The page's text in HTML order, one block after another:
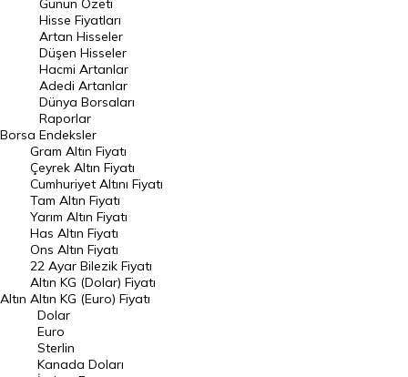
En Çok Artan Hisseler
En Çok Düşen Hisseler
Hacmi Artanlar
Geçmiş Kapanışlar
Dünya Borsaları
Raporlar
Endeksler
DÖVİZ
Döviz Kuru
Dolar Kuru
Euro Kuru
Pound Kuru
Frank Kuru
Borsa
Günün Özeti
Hisse Fiyatları
Artan Hisseler
Düşen Hisseler
Hacmi Artanlar
Adedi Artanlar
Dünya Borsaları
Raporlar
Endeksler
Altın
Gram Altın Fiyatı
Çeyrek Altın Fiyatı
Cumhuriyet Altını Fiyatı
Tam Altın Fiyatı
Yarım Altın Fiyatı
Has Altın Fiyatı
Ons Altın Fiyatı
22 Ayar Bilezik Fiyatı
Altın KG (Dolar) Fiyatı
Altın KG (Euro) Fiyatı
Dolar
Euro
Sterlin
Kanada Doları